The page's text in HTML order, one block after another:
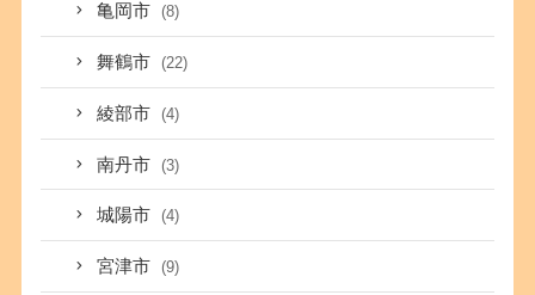
亀岡市 (8)
舞鶴市 (22)
綾部市 (4)
南丹市 (3)
城陽市 (4)
宮津市 (9)